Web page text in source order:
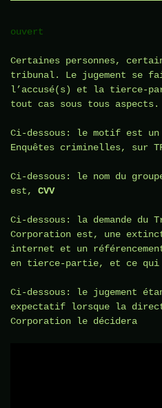
ouvert
Certaines personnes,
tribunal. Le jugement se
l’accusé(s) et la tierce-
tout cas sous tous aspects.
Ci-dessous: le motif est
Enquêtes criminelles, sur
Ci-dessous: le nom du
est, CVV
Ci-dessous: la demande du
Corporation est, une
internet et un
en tierce-partie, et ce qui
Ci-dessous: le jugement
expectatif lorsque la
Corporation le décidera